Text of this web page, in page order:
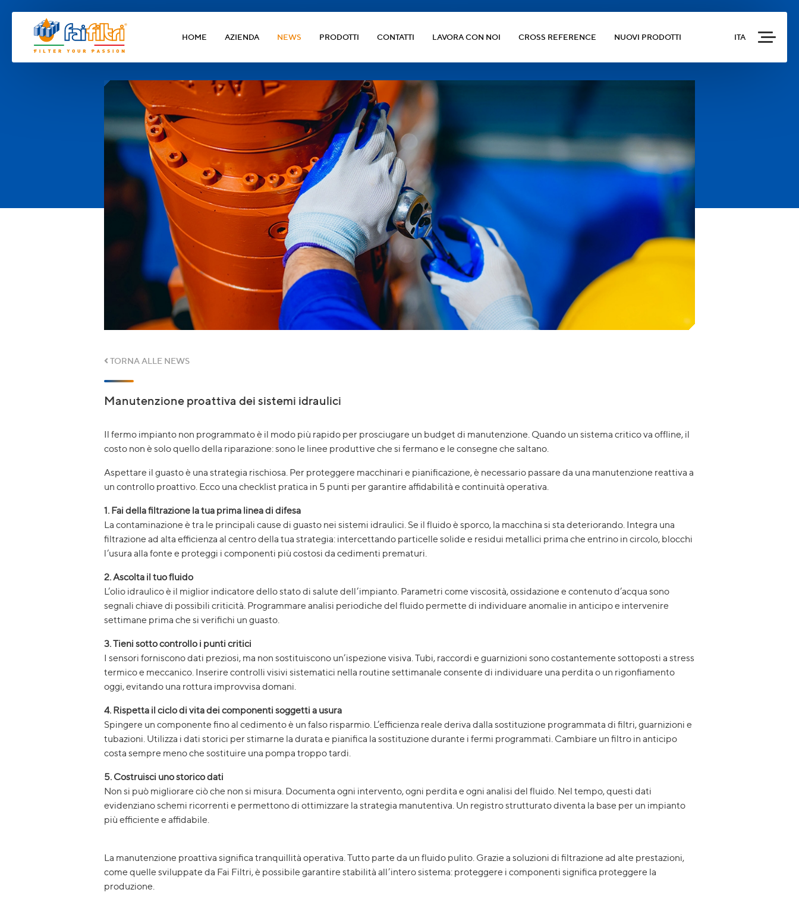
HOME AZIENDA NEWS PRODOTTI CONTATTI LAVORA CON NOI CROSS REFERENCE NUOVI PRODOTTI ITA
TORNA ALLE NEWS
Manutenzione proattiva dei sistemi idraulici
Il fermo impianto non programmato è il modo più rapido per prosciugare un budget di manutenzione. Quando un sistema critico va offline, il
costo non è solo quello della riparazione: sono le linee produttive che si fermano e le consegne che saltano.
Aspettare il guasto è una strategia rischiosa. Per proteggere macchinari e pianificazione, è necessario passare da una manutenzione reattiva a
un controllo proattivo. Ecco una checklist pratica in 5 punti per garantire affidabilità e continuità operativa.
1. Fai della filtrazione la tua prima linea di difesa
La contaminazione è tra le principali cause di guasto nei sistemi idraulici. Se il fluido è sporco, la macchina si sta deteriorando. Integra una
filtrazione ad alta efficienza al centro della tua strategia: intercettando particelle solide e residui metallici prima che entrino in circolo, blocchi
l’usura alla fonte e proteggi i componenti più costosi da cedimenti prematuri.
2. Ascolta il tuo fluido
L’olio idraulico è il miglior indicatore dello stato di salute dell’impianto. Parametri come viscosità, ossidazione e contenuto d’acqua sono
segnali chiave di possibili criticità. Programmare analisi periodiche del fluido permette di individuare anomalie in anticipo e intervenire
settimane prima che si verifichi un guasto.
3. Tieni sotto controllo i punti critici
I sensori forniscono dati preziosi, ma non sostituiscono un’ispezione visiva. Tubi, raccordi e guarnizioni sono costantemente sottoposti a stress
termico e meccanico. Inserire controlli visivi sistematici nella routine settimanale consente di individuare una perdita o un rigonfiamento
oggi, evitando una rottura improvvisa domani.
4. Rispetta il ciclo di vita dei componenti soggetti a usura
Spingere un componente fino al cedimento è un falso risparmio. L’efficienza reale deriva dalla sostituzione programmata di filtri, guarnizioni e
tubazioni. Utilizza i dati storici per stimarne la durata e pianifica la sostituzione durante i fermi programmati. Cambiare un filtro in anticipo
costa sempre meno che sostituire una pompa troppo tardi.
5. Costruisci uno storico dati
Non si può migliorare ciò che non si misura. Documenta ogni intervento, ogni perdita e ogni analisi del fluido. Nel tempo, questi dati
evidenziano schemi ricorrenti e permettono di ottimizzare la strategia manutentiva. Un registro strutturato diventa la base per un impianto
più efficiente e affidabile.
La manutenzione proattiva significa tranquillità operativa. Tutto parte da un fluido pulito. Grazie a soluzioni di filtrazione ad alte prestazioni,
come quelle sviluppate da Fai Filtri, è possibile garantire stabilità all’intero sistema: proteggere i componenti significa proteggere la
produzione.